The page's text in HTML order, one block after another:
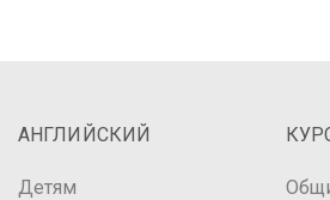
АНГЛИЙСКИЙ
Детям